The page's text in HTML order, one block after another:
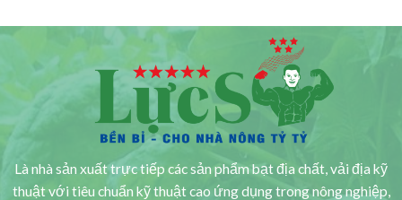
Là nhà sản xuất trực tiếp các sản phẩm bạt địa chất, vải địa kỹ
thuật với tiêu chuẩn kỹ thuật cao ứng dụng trong nông nghiệp,